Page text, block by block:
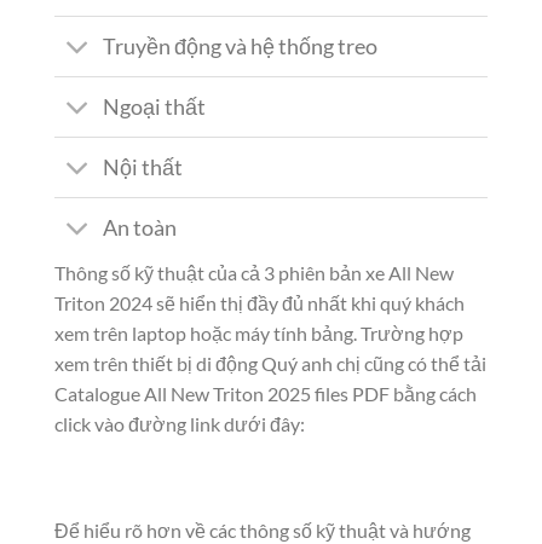
Truyền động và hệ thống treo
Ngoại thất
Nội thất
An toàn
Thông số kỹ thuật của cả 3 phiên bản xe All New
Triton 2024 sẽ hiển thị đầy đủ nhất khi quý khách
xem trên laptop hoặc máy tính bảng.Trường hợp
xem trên thiết bị di động Quý anh chị cũng có thể tải
Catalogue All New Triton 2025 files PDF bằng cách
click vào đường link dưới đây:
Để hiểu rõ hơn về các thông số kỹ thuật và hướng